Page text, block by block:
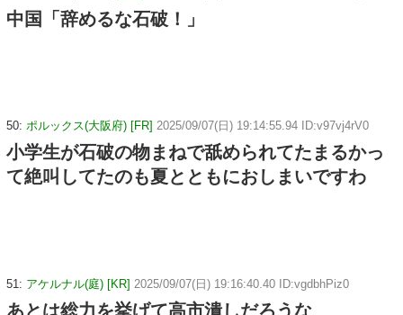
中国「辞めるな石破！」
50: ポルックス(大阪府) [FR] 2025/09/07(日) 19:14:55.94 ID:v97vj4rV0
小学生が石破の物まねで舐められてたまるかっ
て絶叫してたのも夏とともにおしまいですわ
51: アケルナル(庭) [KR] 2025/09/07(日) 19:16:40.40 ID:vgdbhPiz0
あとは総力を挙げて高市潰しだろうな